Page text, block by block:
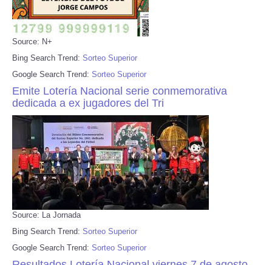
Source: N+
Bing Search Trend: Sorteo Superior
Google Search Trend: Sorteo Superior
Emite Lotería Nacional serie conmemorativa
dedicada a ex jugadores del Tri
Source: La Jornada
Bing Search Trend: Sorteo Superior
Google Search Trend: Sorteo Superior